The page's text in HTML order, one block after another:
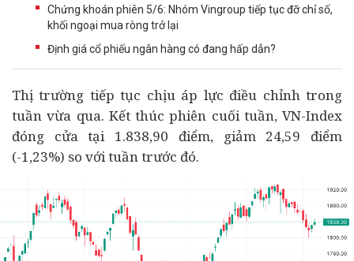
Chứng khoán phiên 5/6: Nhóm Vingroup tiếp tục đỡ chỉ số,
khối ngoại mua ròng trở lại
Định giá cổ phiếu ngân hàng có đang hấp dẫn?
Thị trường tiếp tục chịu áp lực điều chỉnh trong
tuần vừa qua. Kết thúc phiên cuối tuần, VN-Index
đóng cửa tại 1.838,90 điểm, giảm 24,59 điểm
(-1,23%) so với tuần trước đó.